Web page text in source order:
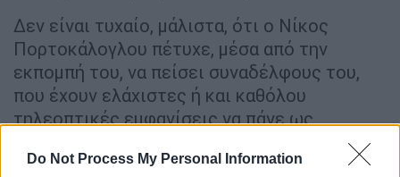
Do Not Process My Personal Information
Δεν είναι τυχαίο, μάλιστα, ότι ο Νίκος
Πορτοκάλογλου πέτυχε, μέσα από την
εκπομπή του, να πείσει συναδέλφους του,
που έχουν ελάχιστες ή και καθόλου
τηλεοπτικές εμφανίσεις να πάνε ως
καλεσμένοι. Αυτό συνέβη και στο χθεσινό
επεισόδιο, το οποίο περιλάμβανε το